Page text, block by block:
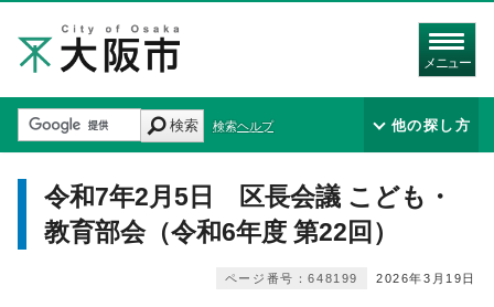
メニュー
検索 検索ヘルプ 他の探し方
令和7年2月5日 区長会議 こども・
教育部会（令和6年度 第22回）
2026年3月19日
ページ番号：648199